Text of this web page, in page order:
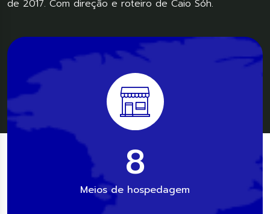
de 2017. Com direção e roteiro de Caio Sóh.
12
Meios de hospedagem